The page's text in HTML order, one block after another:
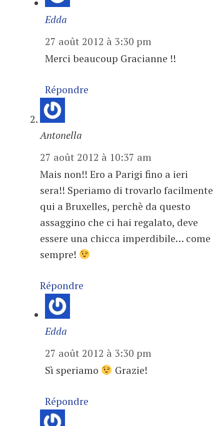
Edda
27 août 2012 à 3:30 pm
Merci beaucoup Gracianne !!
Répondre
Antonella
27 août 2012 à 10:37 am
Mais non!! Ero a Parigi fino a ieri
sera!! Speriamo di trovarlo facilmente
qui a Bruxelles, perchè da questo
assaggino che ci hai regalato, deve
essere una chicca imperdibile… come
sempre!
Répondre
Edda
27 août 2012 à 3:30 pm
Sì speriamo
Grazie!
Répondre